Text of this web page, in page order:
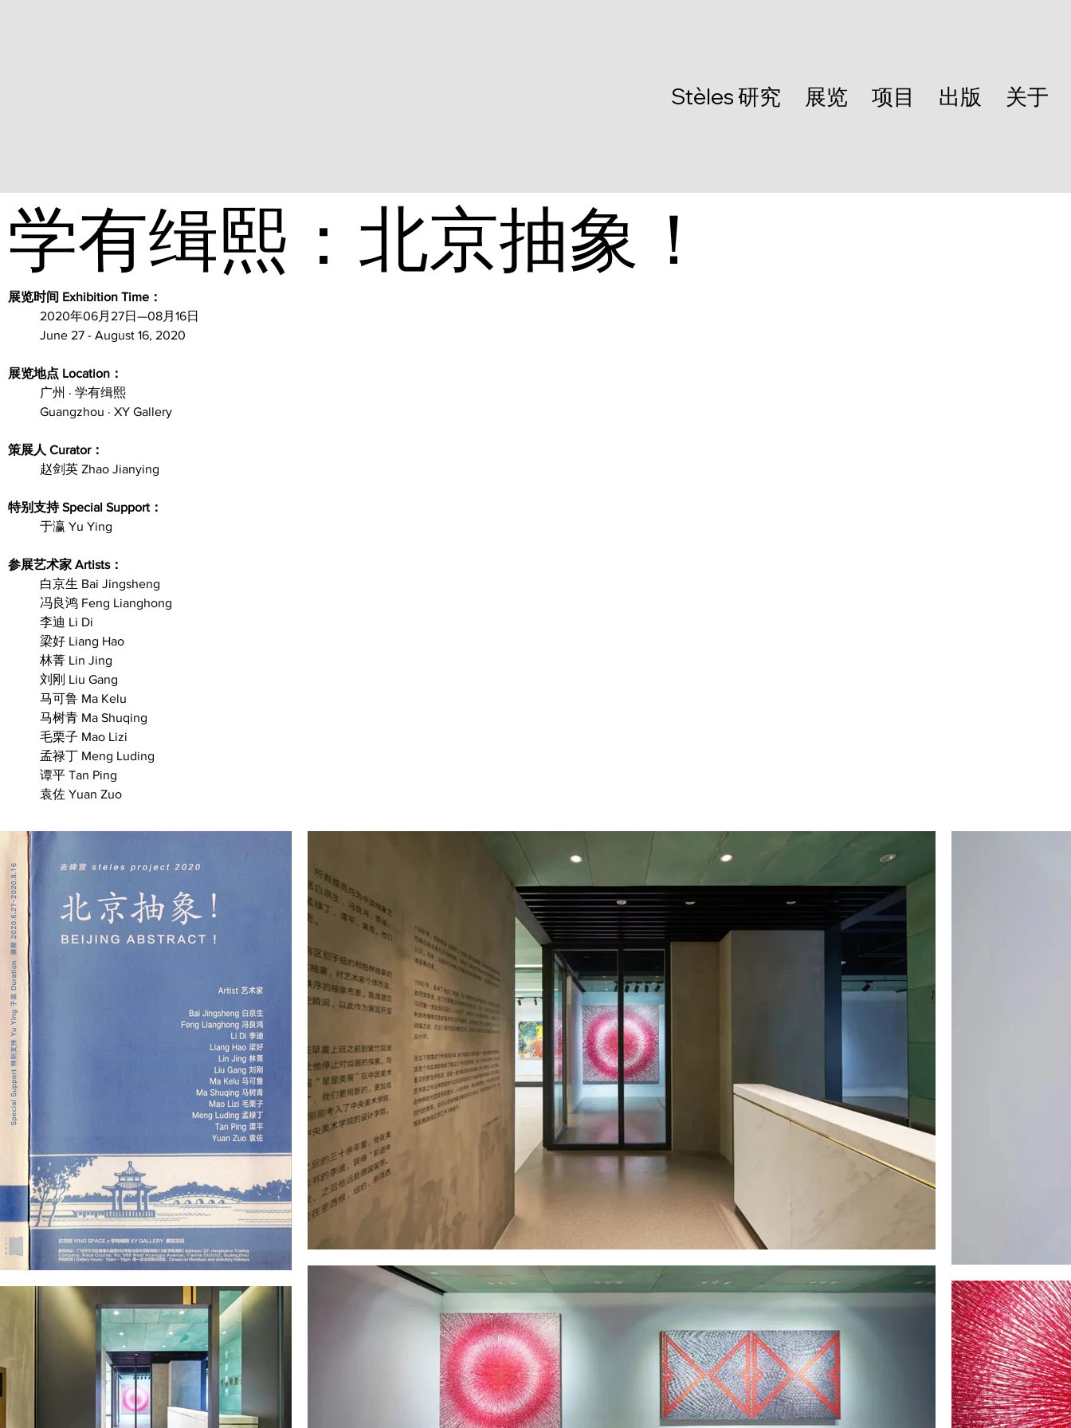
Stèles 研究 展览 项目 出版 关于
学有缉熙：北京抽象！
展览时间 Exhibition Time：
2020年06月27日—08月16日
June 27 - August 16, 2020
展览地点 Location：
广州 · 学有缉熙
Guangzhou · XY Gallery
策展人 Curator：
赵剑英 Zhao Jianying
特别支持 Special Support：
于瀛 Yu Ying
参展艺术家 Artists：
白京生 Bai Jingsheng
冯良鸿 Feng Lianghong
李迪 Li Di
梁好 Liang Hao
林菁 Lin Jing
刘刚 Liu Gang
马可鲁 Ma Kelu
马树青 Ma Shuqing
毛栗子 Mao Lizi
孟禄丁 Meng Luding
谭平 Tan Ping
袁佐 Yuan Zuo